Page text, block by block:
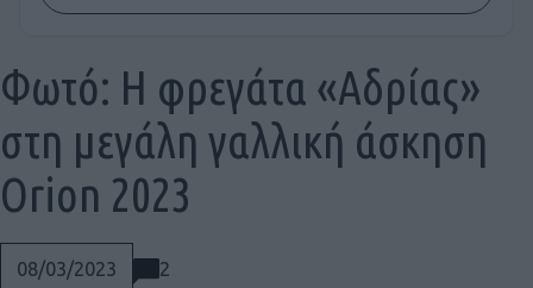
08/03/2023 2
Φωτό: Η φρεγάτα «Αδρίας»
στη μεγάλη γαλλική άσκηση
Orion 2023